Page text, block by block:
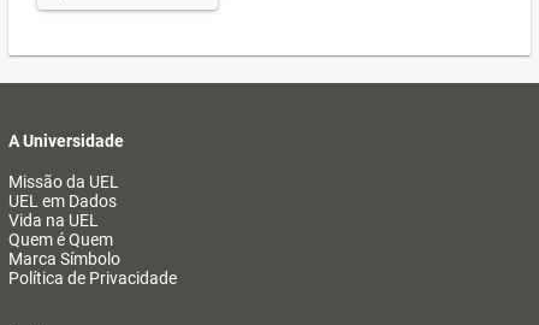
A Universidade
Missão da UEL
UEL em Dados
Vida na UEL
Quem é Quem
Marca Símbolo
Política de Privacidade